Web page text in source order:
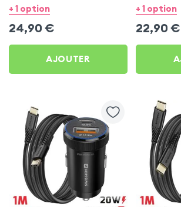
Câble USB C 60W pour
+ 1 option
24,90 €
AJOUTER
type C
+ 1 option
22,90 €